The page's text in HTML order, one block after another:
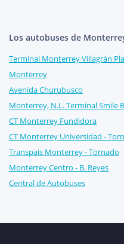
Los autobuses de
Terminal Monterrey Villagrán
Monterrey
Avenida Churubusco
Monterrey, N.L. Terminal Smile
CT Monterrey Fundidora
CT Monterrey Universidad -
Transpais Monterrey - Tornado
Monterrey Centro - B. Reyes
Central de Autobuses